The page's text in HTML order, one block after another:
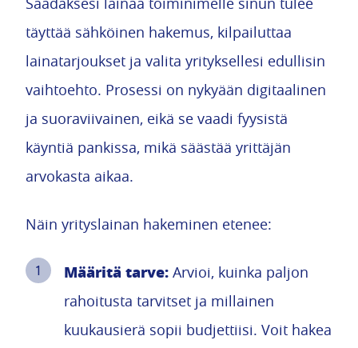
täyttää sähköinen hakemus, kilpailuttaa
lainatarjoukset ja valita yrityksellesi edullisin
vaihtoehto. Prosessi on nykyään digitaalinen
ja suoraviivainen, eikä se vaadi fyysistä
käyntiä pankissa, mikä säästää yrittäjän
arvokasta aikaa.
Näin yrityslainan hakeminen etenee:
Määritä tarve: Arvioi, kuinka paljon
rahoitusta tarvitset ja millainen
kuukausierä sopii budjettiisi. Voit hakea